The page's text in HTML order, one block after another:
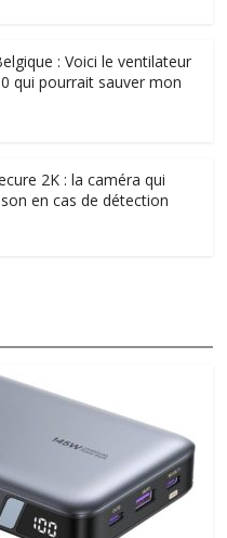
: Voici le ventilateur
qui pourrait sauver mon
2K : la caméra qui
en cas de détection